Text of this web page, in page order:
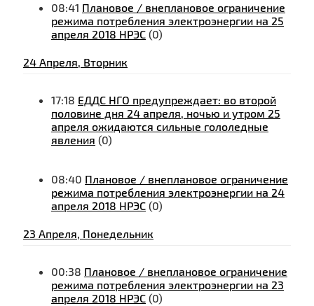
08:41 Плановое / внеплановое ограничение
режима потребления электроэнергии на 25
апреля 2018 НРЭС (0)
24 Апреля, Вторник
17:18 ЕДДС НГО предупреждает: во второй
половине дня 24 апреля, ночью и утром 25
апреля ожидаются сильные гололедные
явления (0)
08:40 Плановое / внеплановое ограничение
режима потребления электроэнергии на 24
апреля 2018 НРЭС (0)
23 Апреля, Понедельник
00:38 Плановое / внеплановое ограничение
режима потребления электроэнергии на 23
апреля 2018 НРЭС (0)